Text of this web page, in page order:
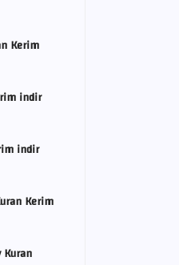
Kerim
indir
indir
Kerim